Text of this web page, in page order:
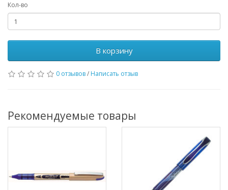
Кол-во
В корзину
0 отзывов/ Написать отзыв
Рекомендуемые товары